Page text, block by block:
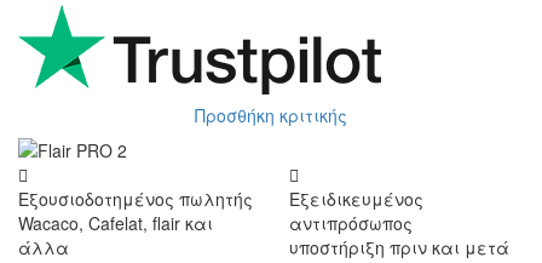
Ihor Zlobin
Fantastisk upplevelse från början till slut. Snabb leverans, mycket
bra kommunikation och produkter av hög kvalitet. Allt kom
välpackat och i perf ...
George Staf
Fast delivery. Good communication and feedback throughout the
order procedure and delivery.